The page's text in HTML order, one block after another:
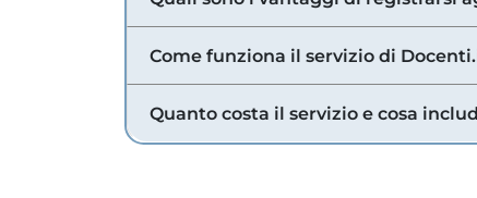
Come funziona il servizio di
Quanto costa il servizio e cosa